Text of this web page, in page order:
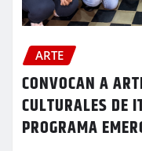
ARTE
CONVOCAN A
CULTURALES DE
PROGRAMA